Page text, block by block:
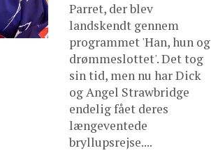
Parret, der blev
landskendt gennem
programmet 'Han, hun og
drømmeslottet'. Det tog
sin tid, men nu har Dick
og Angel Strawbridge
endelig fået deres
længeventede
bryllupsrejse....